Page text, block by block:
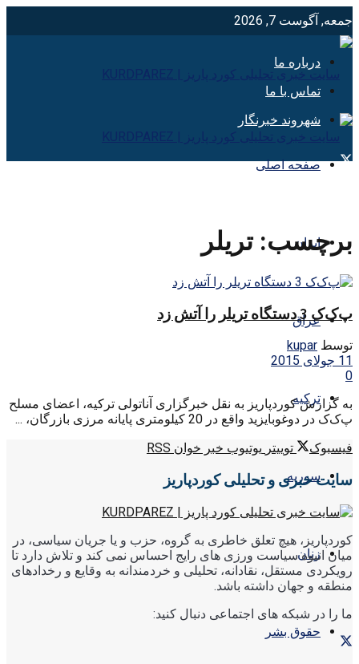
جمعه, آگوست 7, 2026
درباره ما
تماس با ما
شهروند خبرنگار
صفحه اصلی
ایران
عراق
ترکیه
سوریه
زنان
حقوق بشر
برچسب:تريلر
پ‌ک‌ک 3 دستگاه تریلر را آتش زد
توسط kupar
11 جولای 2015
0
به گزارش کوردپاریز به نقل خبرگزاری آناتولی ترکیه، اعضای مسلح
پ‌ک‌ک در دوغوبایزید واقع در 20 کیلومتری پایانه مرزی بازرگان، ...
فیسبوک
توییتر یوتیوب خبر خوان RSS
سایت خبری و تحلیلی کوردپاریز
کوردپاریز، هیچ تعلق خاطری به گروه، حزب و یا جریان سیاسی، در
میان انبوه سیاست ورزی های رایج احساس نمی کند و تلاش دارد تا
رویکردی مستقل، نقادانه، تحلیلی و خردمندانه به وقایع و رخدادهای
منطقه و جهان داشته باشد.
ما را در شبکه های اجتماعی دنبال کنید: